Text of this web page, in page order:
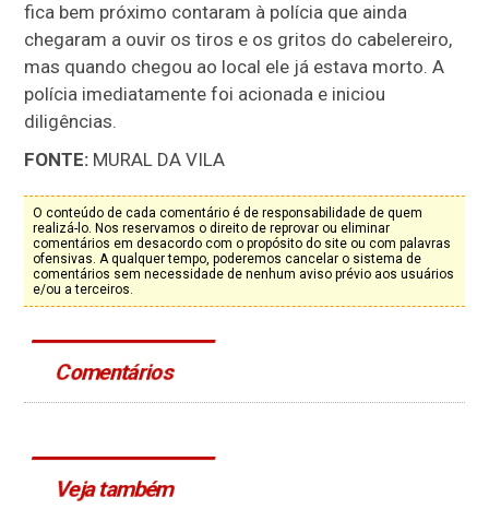
fica bem próximo contaram à polícia que ainda
chegaram a ouvir os tiros e os gritos do cabelereiro,
mas quando chegou ao local ele já estava morto. A
polícia imediatamente foi acionada e iniciou
diligências.
FONTE: MURAL DA VILA
O conteúdo de cada comentário é de responsabilidade de quem
realizá-lo. Nos reservamos o direito de reprovar ou eliminar
comentários em desacordo com o propósito do site ou com palavras
ofensivas. A qualquer tempo, poderemos cancelar o sistema de
comentários sem necessidade de nenhum aviso prévio aos usuários
e/ou a terceiros.
Comentários
Veja também